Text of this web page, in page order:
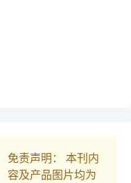
免责声明： 本刊内
容及产品图片均为